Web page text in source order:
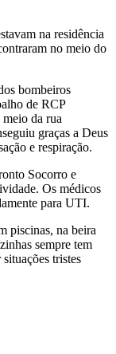
na residência
no meio do
bombeiros
de RCP
da rua
graças a Deus
e respiração.
Socorro e
Os médicos
para UTI.
piscinas, na beira
sempre tem
tristes